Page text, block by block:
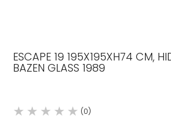
ESCAPE 19 195X195XH74 CM,
BAZEN GLASS 1989
(0)